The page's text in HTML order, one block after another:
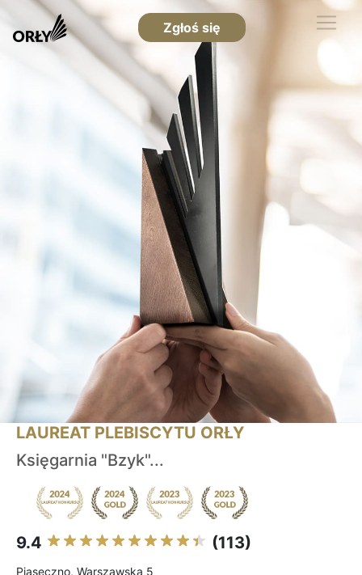
Zgłoś się
LAUREAT PLEBISCYTU ORŁY
Księgarnia "Bzyk"...
9.4 (113)
Piaseczno, Warszawska 5